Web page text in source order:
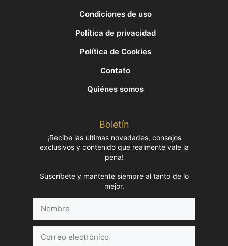
Condiciones de uso
Política de privacidad
Política de Cookies
Contato
Quiénes somos
Boletín
¡Recibe las últimas novedades, consejos
exclusivos y contenido que realmente vale la
pena!
Suscríbete y mantente siempre al tanto de lo
mejor.
electrónico